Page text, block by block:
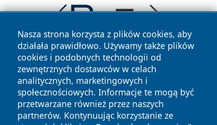
Nasza strona korzysta z plików cookies, aby
działała prawidłowo. Używamy także plików
cookies i podobnych technologii od
zewnętrznych dostawców w celach
analitycznych, marketingowych i
społecznościowych. Informacje te mogą być
przetwarzane również przez naszych
partnerów. Kontynuując korzystanie ze
Copyright © 2026 lubinski24.pl Wszystkie prawa zastrzeżone.